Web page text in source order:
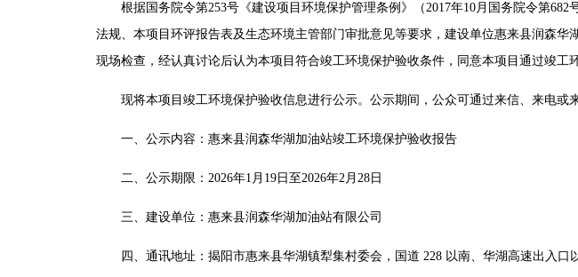
根据国务院令第253号《建设项目环境保护管理条例》（2017年10月国务院令第
法规、本项目环评报告表及生态环境主管部门审批意见等要求，建设单位惠来县润森
现场检查，经认真讨论后认为本项目符合竣工环境保护验收条件，同意本项目通过竣工
现将本项目竣工环境保护验收信息进行公示。公示期间，公众可通过来信、来电或
一、公示内容：惠来县润森华湖加油站竣工环境保护验收报告
二、公示期限：2026年1月19日至2026年2月28日
三、建设单位：惠来县润森华湖加油站有限公司
四、通讯地址：揭阳市惠来县华湖镇犁集村委会，国道 228 以南、华湖高速出入口